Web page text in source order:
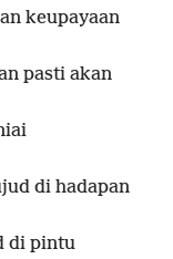
keupayaan
pasti akan
di hadapan
di pintu